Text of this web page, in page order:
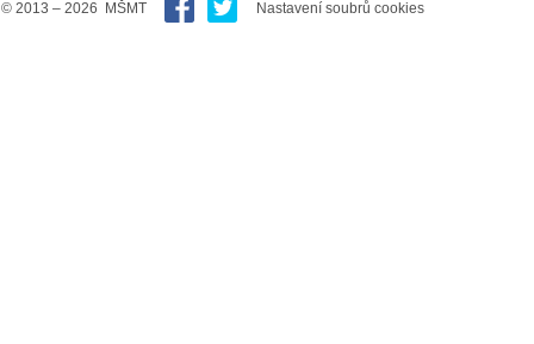
© 2013 – 2026 MŠMT Nastavení soubrů cookies